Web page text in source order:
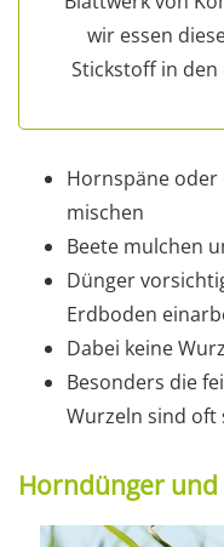
wir essen
Stickstoff in
Hornspäne
mischen
Beete mulchen
Dünger
Erdboden
Dabei keine
Besonders die
Wurzeln sind oft
Horndünger und